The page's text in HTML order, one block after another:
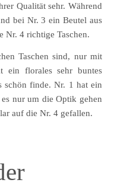
Qualität sehr. Während
bei Nr. 3 ein Beutel aus
Nr. 4 richtige Taschen.
Taschen sind, nur mit
ein florales sehr buntes
schön finde. Nr. 1 hat ein
nur um die Optik gehen
auf die Nr. 4 gefallen.